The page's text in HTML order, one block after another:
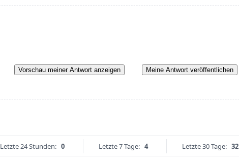
Vorschau meiner Antwort anzeigen Meine Antwort veröffentlichen
Letzte 24 Stunden: 0 Letzte 7 Tage: 4 Letzte 30 Tage: 32